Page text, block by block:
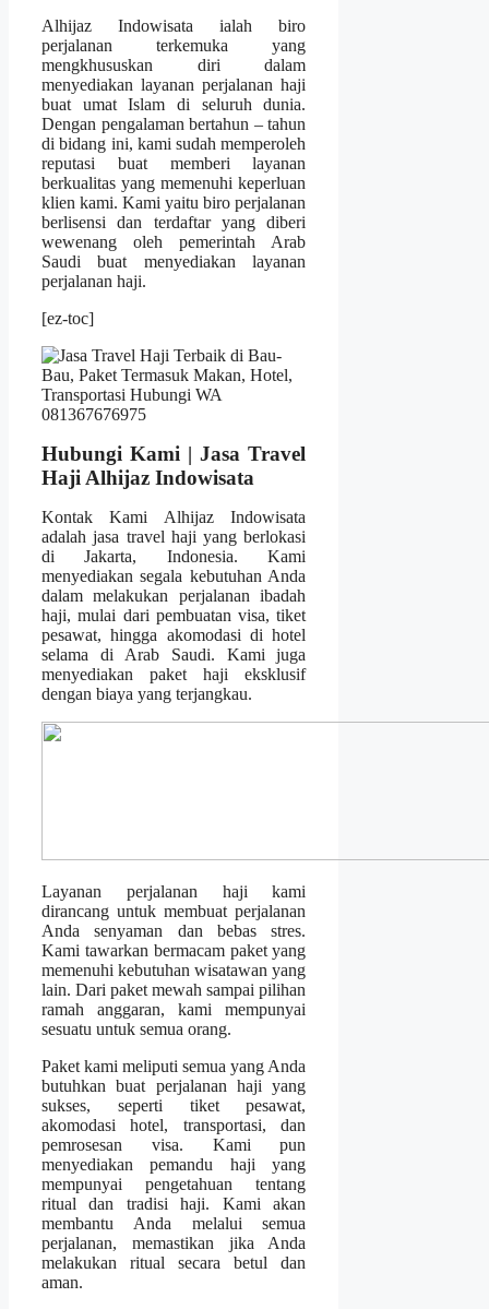
Alhijaz Indowisata ialah biro
perjalanan terkemuka yang
mengkhususkan diri dalam
menyediakan layanan perjalanan haji
buat umat Islam di seluruh dunia.
Dengan pengalaman bertahun – tahun
di bidang ini, kami sudah memperoleh
reputasi buat memberi layanan
berkualitas yang memenuhi keperluan
klien kami. Kami yaitu biro perjalanan
berlisensi dan terdaftar yang diberi
wewenang oleh pemerintah Arab
Saudi buat menyediakan layanan
perjalanan haji.
[ez-toc]
Hubungi Kami | Jasa Travel
Haji Alhijaz Indowisata
Kontak Kami Alhijaz Indowisata
adalah jasa travel haji yang berlokasi
di Jakarta, Indonesia. Kami
menyediakan segala kebutuhan Anda
dalam melakukan perjalanan ibadah
haji, mulai dari pembuatan visa, tiket
pesawat, hingga akomodasi di hotel
selama di Arab Saudi. Kami juga
menyediakan paket haji eksklusif
dengan biaya yang terjangkau.
Layanan perjalanan haji kami
dirancang untuk membuat perjalanan
Anda senyaman dan bebas stres.
Kami tawarkan bermacam paket yang
memenuhi kebutuhan wisatawan yang
lain. Dari paket mewah sampai pilihan
ramah anggaran, kami mempunyai
sesuatu untuk semua orang.
Paket kami meliputi semua yang Anda
butuhkan buat perjalanan haji yang
sukses, seperti tiket pesawat,
akomodasi hotel, transportasi, dan
pemrosesan visa. Kami pun
menyediakan pemandu haji yang
mempunyai pengetahuan tentang
ritual dan tradisi haji. Kami akan
membantu Anda melalui semua
perjalanan, memastikan jika Anda
melakukan ritual secara betul dan
aman.